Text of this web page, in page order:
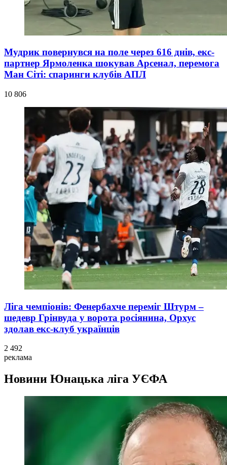
Мудрик повернувся на поле через 616 днів, екс-
партнер Ярмоленка шокував Арсенал, перемога
Ман Сіті: спаринги клубів АПЛ
10 806
Ліга чемпіонів: Фенербахче переміг Штурм –
шедевр Грінвуда у ворота росіянина, Орхус
здолав екс-клуб українців
2 492
реклама
Новини Юнацька ліга УЄФА